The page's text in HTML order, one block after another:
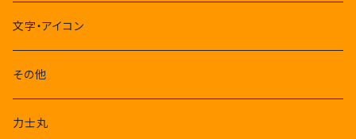
文字・アイコン
その他
力士丸